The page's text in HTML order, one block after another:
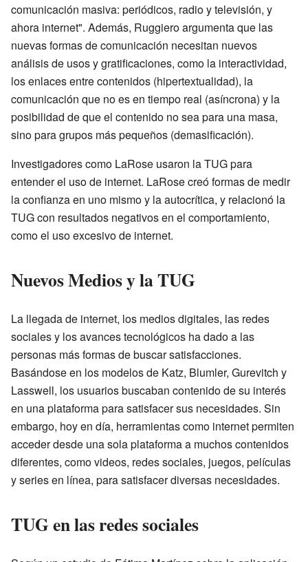
comunicación masiva: periódicos, radio y televisión, y
ahora internet". Además, Ruggiero argumenta que las
nuevas formas de comunicación necesitan nuevos
análisis de usos y gratificaciones, como la interactividad,
los enlaces entre contenidos (hipertextualidad), la
comunicación que no es en tiempo real (asíncrona) y la
posibilidad de que el contenido no sea para una masa,
sino para grupos más pequeños (demasificación).
Investigadores como LaRose usaron la TUG para
entender el uso de internet. LaRose creó formas de medir
la confianza en uno mismo y la autocrítica, y relacionó la
TUG con resultados negativos en el comportamiento,
como el uso excesivo de internet.
Nuevos Medios y la TUG
La llegada de internet, los medios digitales, las redes
sociales y los avances tecnológicos ha dado a las
personas más formas de buscar satisfacciones.
Basándose en los modelos de Katz, Blumler, Gurevitch y
Lasswell, los usuarios buscaban contenido de su interés
en una plataforma para satisfacer sus necesidades. Sin
embargo, hoy en día, herramientas como internet permiten
acceder desde una sola plataforma a muchos contenidos
diferentes, como videos, redes sociales, juegos, películas
y series en línea, para satisfacer diversas necesidades.
TUG en las redes sociales